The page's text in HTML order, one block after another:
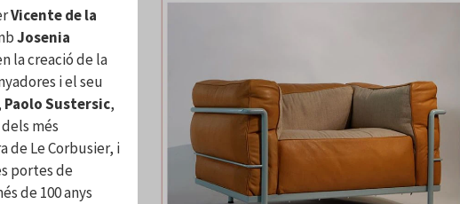
Vicente de la
Josenia
la creació de la
i el seu
Paolo Sustersic,
més
de Le Corbusier, i
portes de
de 100 anys